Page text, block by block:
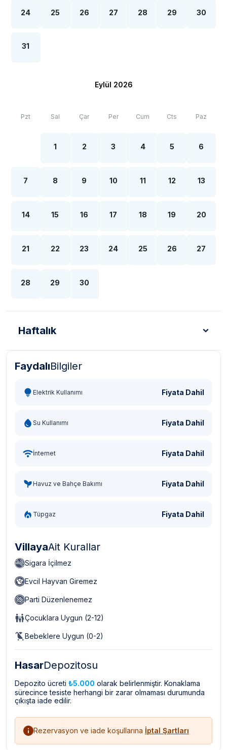
24 25 26 27 28 29 30
31
Eylül 2026
Pzt Sal Çar Per Cum Cts Paz
1 2 3 4 5 6
7 8 9 10 11 12 13
14 15 16 17 18 19 20
21 22 23 24 25 26 27
28 29 30
Haftalık
Türk Lirası - TL
FaydalıBilgiler
Elektrik Kullanımı Fiyata Dahil
Su Kullanımı Fiyata Dahil
İnternet Fiyata Dahil
Havuz ve Bahçe Bakımı Fiyata Dahil
Tüpgaz Fiyata Dahil
VillayaAit Kurallar
Sigara İçilmez
Evcil Hayvan Giremez
Parti Düzenlenemez
Çocuklara Uygun (2-12)
Bebeklere Uygun (0-2)
HasarDepozitosu
Depozito ücreti ₺5.000 olarak belirlenmiştir. Konaklama
sürecince tesiste herhangi bir zarar olmaması durumunda
çıkışta iade edilir.
Rezervasyon ve iade koşullarına İptal Şartları